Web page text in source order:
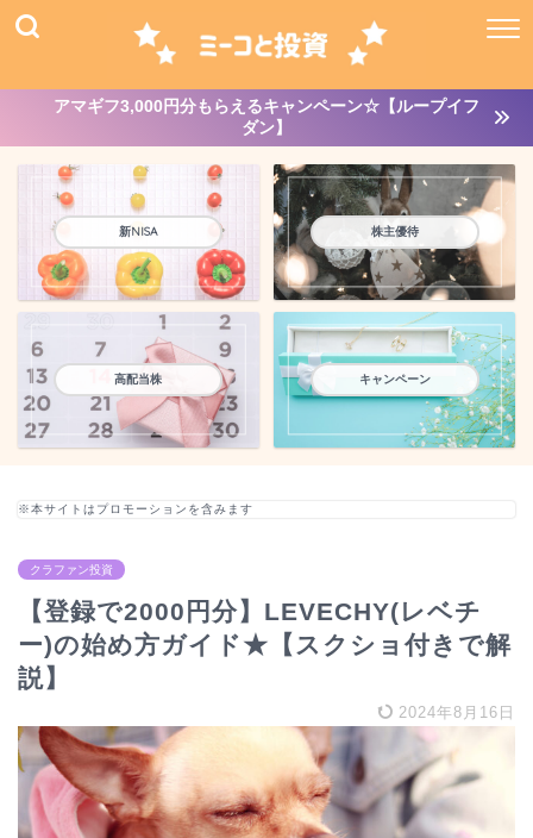
アマギフ3,000円分もらえるキャンペーン☆【ループイフ
ダン】
新NISA 株主優待
高配当株 キャンペーン
※本サイトはプロモーションを含みます
クラファン投資
【登録で2000円分】LEVECHY(レベチ
ー)の始め方ガイド★【スクショ付きで解
説】
2024年8月16日